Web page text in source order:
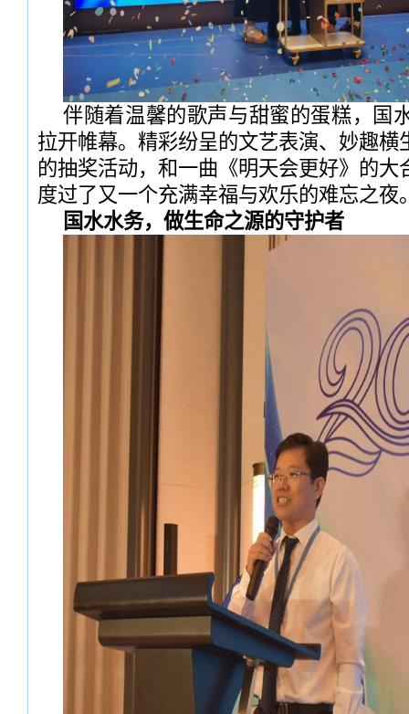
伴随着温馨的歌声与甜蜜的蛋糕，国
拉开帷幕。精彩纷呈的文艺表演、妙趣横
的抽奖活动，和一曲《明天会更好》的大
度过了又一个充满幸福与欢乐的难忘之夜
国水水务，做生命之源的守护者